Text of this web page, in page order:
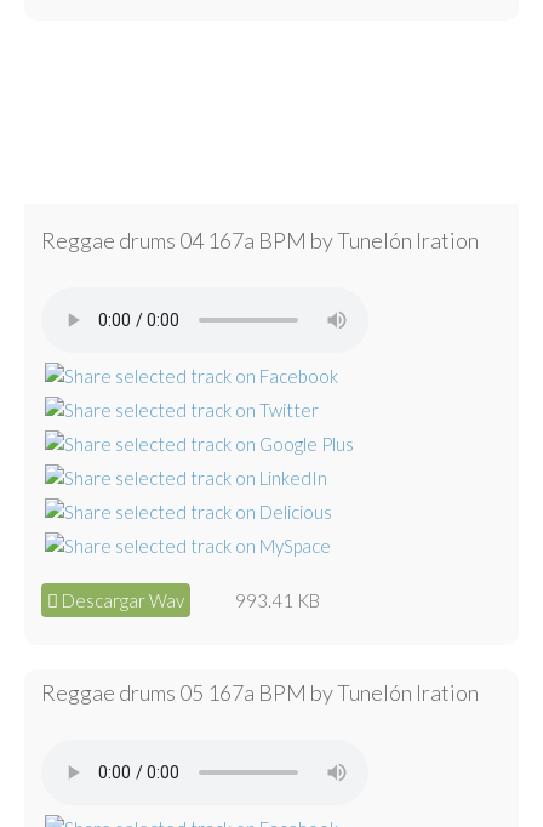
Reggae drums 04 167a BPM by Tunelón Iration
Descargar Wav 993.41 KB
Reggae drums 05 167a BPM by Tunelón Iration